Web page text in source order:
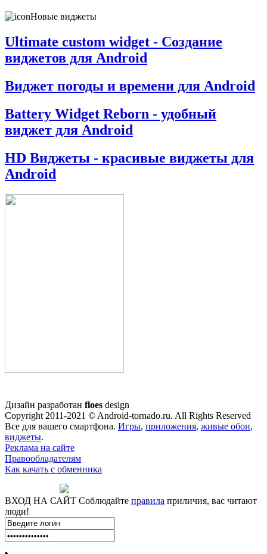
Новые виджеты
Ultimate custom widget - Создание
виджетов для Android
Виджет погоды и времени для Android
Battery Widget Reborn - удобный
виджет для Android
HD Виджеты - красивые виджеты для
Android
Дизайн разработан floes design
Copyright 2011-2021 © Android-tornado.ru. All Rights Reserved
Все для вашего смартфона. Игры, приложения, живые обои,
виджеты.
Реклама на сайте
Правообладателям
Как качать с обменника
ВХОД НА САЙТ Соблюдайте правила приличия, вас читают
люди!